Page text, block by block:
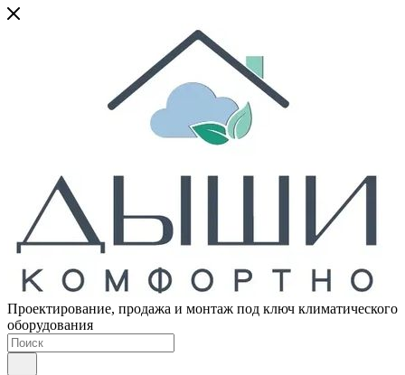
Проектирование, продажа и монтаж под ключ климатического
оборудования